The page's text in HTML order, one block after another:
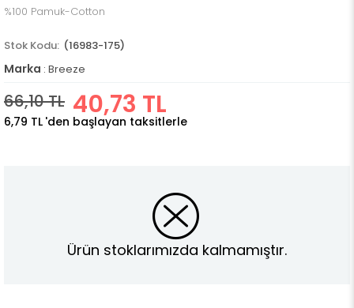
%100 Pamuk-Cotton
(16983-175)
Marka : Breeze
66,10 TL 40,73 TL
6,79 TL 'den başlayan taksitlerle
Ürün stoklarımızda kalmamıştır.